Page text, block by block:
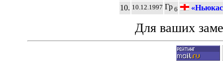
10. 10.12.1997 Гр6
Для ваших